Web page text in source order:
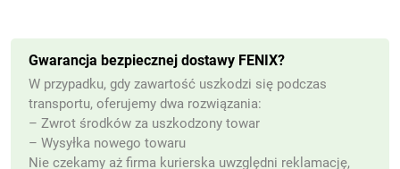
Gwarancja bezpiecznej dostawy FENIX?
W przypadku, gdy zawartość uszkodzi się podczas
transportu, oferujemy dwa rozwiązania:
– Zwrot środków za uszkodzony towar
– Wysyłka nowego towaru
Nie czekamy aż firma kurierska uwzględni reklamację,